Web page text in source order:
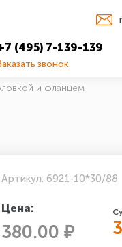
(495) 7-139-139
звонок
и фланцем
Артикул: 6921-10*30/88
Цена:
380.00 ₽